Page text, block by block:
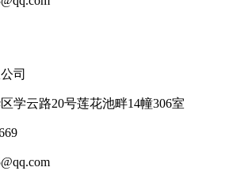
司
学云路20号莲花池畔14幢306室